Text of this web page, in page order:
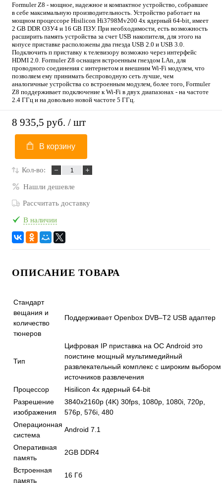
Formuler Z8 - мощное, надежное и компактное устройство, собравшее
в себе максимальную производительность. Устройство работает на
мощном процессоре Hisilicon Hi3798Mv200 4х ядерный 64-bit, имеет
2 GB DDR ОЗУ4 и 16 GB ПЗУ. При необходимости, есть возможность
расширить память устройства за счет USB накопителя, для этого на
копусе приставке расположены два гнезда USB 2.0 и USB 3.0.
Подключить п приставку к телевизору возможно через интерфейс
HDMI 2.0. Formuler Z8 оснащен встроенным гнездом LAn, для
проводного соединения с интернетом и внешним Wi-Fi модулем, что
позволяем ему принимать беспроводную сеть лучше, чем
аналогичные устройства со встроенным модулем, более того, Formuler
Z8 поддерживает подключение к Wi-Fi в двух диапазонах - на частоте
2.4 ГГц и на довольно новой частоте 5 ГГц.
8 935,5 руб. / шт
В корзину
Кол-во:
Нашли дешевле
Рассчитать доставку
В наличии
ОПИСАНИЕ ТОВАРА
Стандарт
вещания и
количество
тюнеров
Поддерживает Openbox DVB–T2 USB адаптер
Тип
Цифровая IP приставка на ОС Android это
поистине мощный мультимедийный
развлекательный комплекс с широким выбором
источников развлечения
Процессор
Hisilicon 4х ядерный 64-bit
Разрешение
изображения
3840x2160p (4K) 30fps, 1080p, 1080i, 720p,
576p, 576i, 480
Операционная
система
Android 7.1
Оперативная
память
2GB DDR4
Встроенная
память
16 Гб